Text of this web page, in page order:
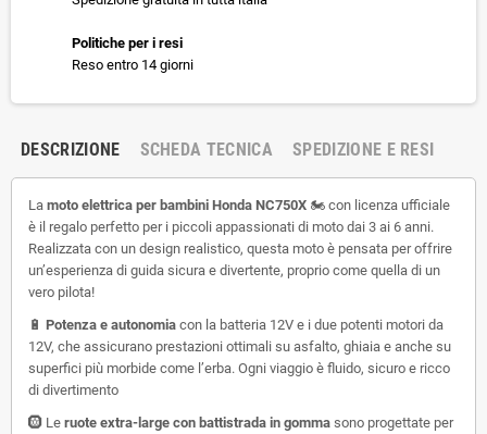
Politiche per i resi
Reso entro 14 giorni
DESCRIZIONE SCHEDA TECNICA SPEDIZIONE E RESI
La moto elettrica per bambini Honda NC750X 🏍️ con licenza ufficiale
è il regalo perfetto per i piccoli appassionati di moto dai 3 ai 6 anni.
Realizzata con un design realistico, questa moto è pensata per offrire
un’esperienza di guida sicura e divertente, proprio come quella di un
vero pilota!
🔋 Potenza e autonomia con la batteria 12V e i due potenti motori da
12V, che assicurano prestazioni ottimali su asfalto, ghiaia e anche su
superfici più morbide come l’erba. Ogni viaggio è fluido, sicuro e ricco
di divertimento
🛞 Le ruote extra-large con battistrada in gomma sono progettate per